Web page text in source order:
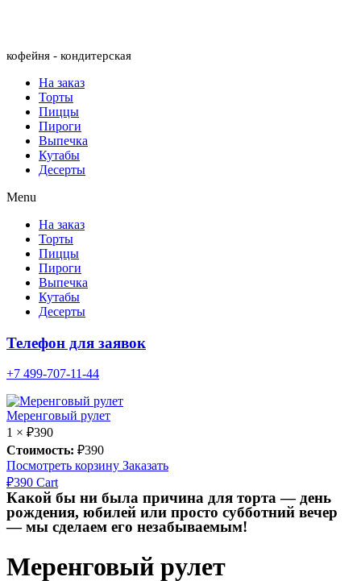
кофейня - кондитерская
На заказ
Торты
Пиццы
Пироги
Выпечка
Кутабы
Десерты
Menu
На заказ
Торты
Пиццы
Пироги
Выпечка
Кутабы
Десерты
Телефон для заявок
+7 499-707-11-44
Меренговый рулет
1 × ₽390
Стоимость: ₽390
Посмотреть корзину Заказать
₽390 Cart
Какой бы ни была причина для торта — день
рождения, юбилей или просто субботний вечер
— мы сделаем его незабываемым!
Меренговый рулет